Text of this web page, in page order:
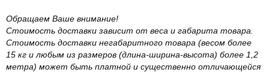
Обращаем Ваше внимание!
Стоимость доставки зависит от веса и габарита товара.
Стоимость доставки негабаритного товара (весом более
15 кг и любым из размеров (длина-ширина-высота) более 1,2
метра) может быть платной и существенно отличающейся